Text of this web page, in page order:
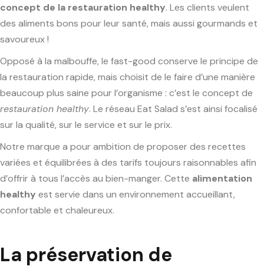
concept de la restauration healthy. Les clients veulent
des aliments bons pour leur santé, mais aussi gourmands et
savoureux !
Opposé à la malbouffe, le fast-good conserve le principe de
la restauration rapide, mais choisit de le faire d’une manière
beaucoup plus saine pour l’organisme : c’est le concept de
restauration healthy. Le réseau Eat Salad s’est ainsi focalisé
sur la qualité, sur le service et sur le prix.
Notre marque a pour ambition de proposer des recettes
variées et équilibrées à des tarifs toujours raisonnables afin
d’offrir à tous l’accès au bien-manger. Cette alimentation
healthy est servie dans un environnement accueillant,
confortable et chaleureux.
La préservation de